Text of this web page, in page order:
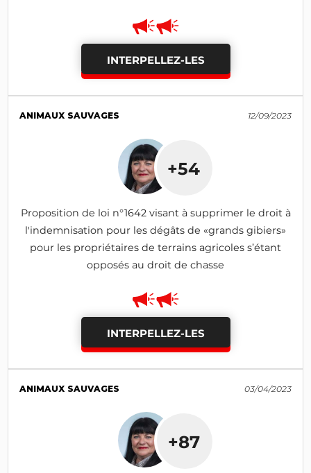
INTERPELLEZ-LES
ANIMAUX SAUVAGES 12/09/2023
+54
Proposition de loi n°1642 visant à supprimer le droit à
l'indemnisation pour les dégâts de «grands gibiers»
pour les propriétaires de terrains agricoles s’étant
opposés au droit de chasse
INTERPELLEZ-LES
ANIMAUX SAUVAGES 03/04/2023
+87